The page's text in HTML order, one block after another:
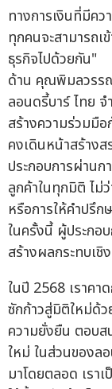
ทางการเงินที่มีคว
ทุกคนจะสามารถเ
ธุรกิจไปด้วยกัน"
ด้าน คุณพิมลวรร
ลอนดรี้บาร์ ไทย
สร้างความร่วมมื
คงเดินหน้าสร้าง
ประกอบการผ่าน
ลูกค้าในทุกมิติ ไม่
หรือการให้คำปรึก
ในครั้งนี้ ผู้ประกอ
สร้างผลกระทบเชิ
ในปี 2568 เราคา
ซักก้าวสู่มิติใหม่ด้
ความยั่งยืน ตอบส
ใหม่ ในส่วนของล
มาโดยตลอด เรา